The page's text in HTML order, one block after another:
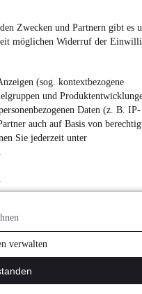
Zwecken und Partnern gibt es
möglichen Widerruf der
(sog. kontextbezogene
und
Daten (z. B. IP-
auch auf Basis von
Sie jederzeit unter
verwalten
Marken, auch als